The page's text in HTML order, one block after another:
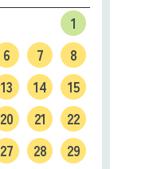
1
6 7
8
13 14
15
20 21
22
27 28
29